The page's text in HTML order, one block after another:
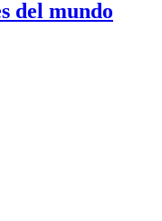
del mundo